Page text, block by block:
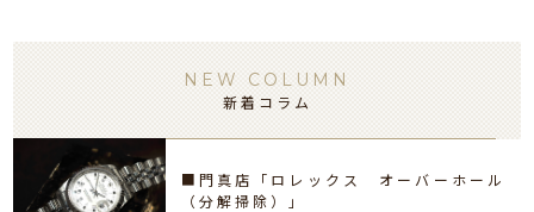
NEW COLUMN
新着コラム
■門真店「ロレックス オーバーホール
（分解掃除）」